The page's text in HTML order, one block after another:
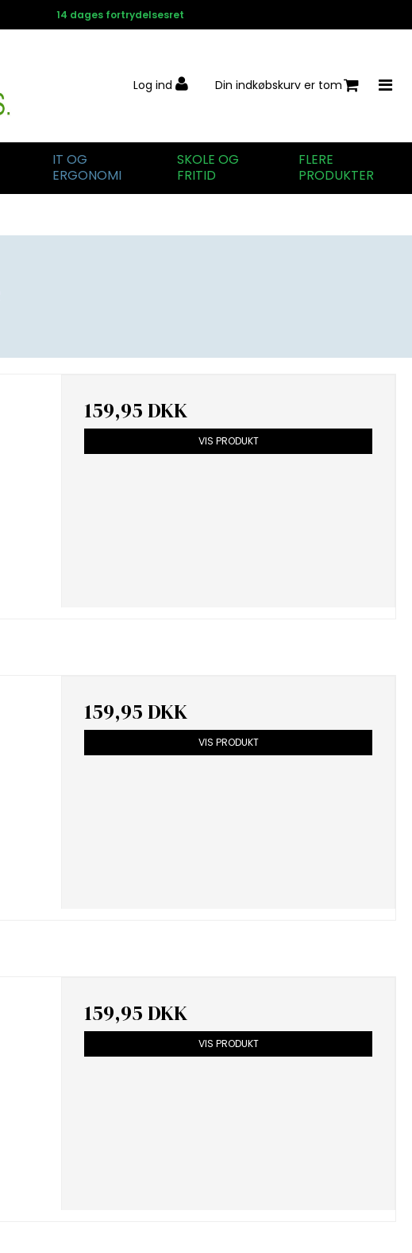
14 dages fortrydelsesret
Log ind Din indkøbskurv er tom
IT OG
ERGONOMI
SKOLE OG
FRITID
FLERE
PRODUKTER
159,95 DKK
VIS PRODUKT
159,95 DKK
VIS PRODUKT
159,95 DKK
VIS PRODUKT